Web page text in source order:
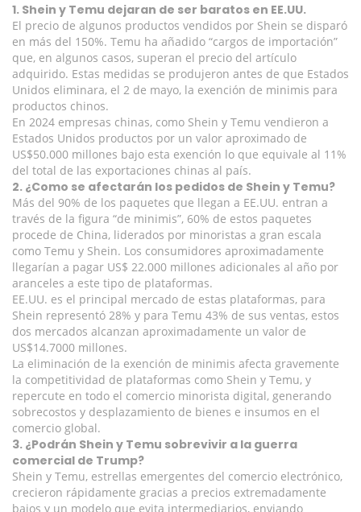
1. Shein y Temu dejaran de ser baratos en EE.UU.
El precio de algunos productos vendidos por Shein se disparó
en más del 150%. Temu ha añadido “cargos de importación”
que, en algunos casos, superan el precio del artículo
adquirido. Estas medidas se produjeron antes de que Estados
Unidos eliminara, el 2 de mayo, la exención de minimis para
productos chinos.
En 2024 empresas chinas, como Shein y Temu vendieron a
Estados Unidos productos por un valor aproximado de
US$50.000 millones bajo esta exención lo que equivale al 11%
del total de las exportaciones chinas al país.
2. ¿Como se afectarán los pedidos de Shein y Temu?
Más del 90% de los paquetes que llegan a EE.UU. entran a
través de la figura “de minimis”, 60% de estos paquetes
procede de China, liderados por minoristas a gran escala
como Temu y Shein. Los consumidores aproximadamente
llegarían a pagar US$ 22.000 millones adicionales al año por
aranceles a este tipo de plataformas.
EE.UU. es el principal mercado de estas plataformas, para
Shein representó 28% y para Temu 43% de sus ventas, estos
dos mercados alcanzan aproximadamente un valor de
US$14.7000 millones.
La eliminación de la exención de minimis afecta gravemente
la competitividad de plataformas como Shein y Temu, y
repercute en todo el comercio minorista digital, generando
sobrecostos y desplazamiento de bienes e insumos en el
comercio global.
3. ¿Podrán Shein y Temu sobrevivir a la guerra
comercial de Trump?
Shein y Temu, estrellas emergentes del comercio electrónico,
crecieron rápidamente gracias a precios extremadamente
bajos y un modelo que evita intermediarios, enviando